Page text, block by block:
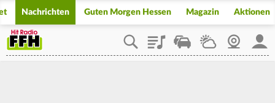
Nachrichten Guten Morgen Hessen Magazin Aktionen
PlaylistStaupilotWetterWebcam